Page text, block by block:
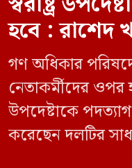
হবে : রাশেদ
গণ অধিকার
নেতাকর্মীদের ওপর
উপদেষ্টাকে
করেছেন দলটির